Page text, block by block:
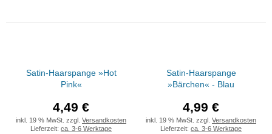
Satin-Haarspange »Hot
Pink«
4,49 €
inkl. 19 % MwSt. zzgl. Versandkosten
Lieferzeit: ca. 3-6 Werktage
Satin-Haarspange
»Bärchen« - Blau
4,99 €
inkl. 19 % MwSt. zzgl. Versandkosten
Lieferzeit: ca. 3-6 Werktage